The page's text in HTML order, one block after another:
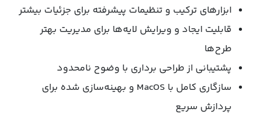
ابزارهای ترکیب و تنظیمات پیشرفته برای جزئیات بیشتر
قابلیت ایجاد و ویرایش لایه‌ها برای مدیریت بهتر
طرح‌ها
پشتیبانی از طراحی برداری با وضوح نامحدود
سازگاری کامل با MacOS و بهینه‌سازی شده برای
پردازش سریع